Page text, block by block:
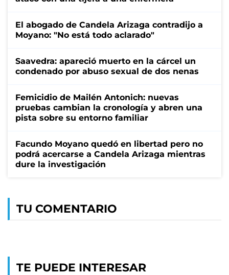
El abogado de Candela Arizaga contradijo a
Moyano: "No está todo aclarado"
Saavedra: apareció muerto en la cárcel un
condenado por abuso sexual de dos nenas
Femicidio de Mailén Antonich: nuevas
pruebas cambian la cronología y abren una
pista sobre su entorno familiar
Facundo Moyano quedó en libertad pero no
podrá acercarse a Candela Arizaga mientras
dure la investigación
TU COMENTARIO
TE PUEDE INTERESAR